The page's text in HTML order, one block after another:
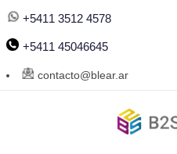
+5411 3512 4578
+5411 45046645
contacto@blear.ar